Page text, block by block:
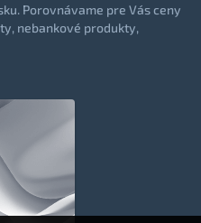
Porovnávame pre Vás ceny
nebankové produkty,